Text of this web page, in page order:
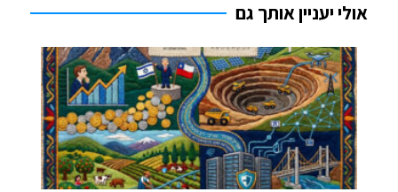
אולי יעניין אותך גם